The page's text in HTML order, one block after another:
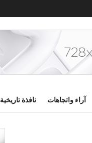
آراء واتجاهات نافذة تاريخية